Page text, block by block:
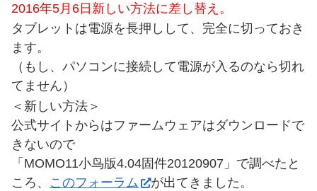
2016年5月6日新しい方法に差し替え。
タブレットは電源を長押しして、完全に切っておき
ます。
（もし、パソコンに接続して電源が入るのなら切れ
てません）
＜新しい方法＞
公式サイトからはファームウェアはダウンロードで
きないので
「MOMO11小鸟版4.04固件20120907」で調べたと
ころ、 このフォーラム が出てきました。